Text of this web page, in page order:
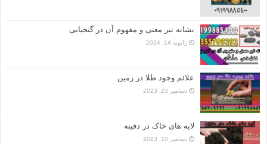
نشانه تبر معنی و مفهوم آن در گنجیابی
ژانویه 14, 2024
علائم وجود طلا در زمین
دسامبر 23, 2023
لایه های خاک در دفینه
دسامبر 10, 2023